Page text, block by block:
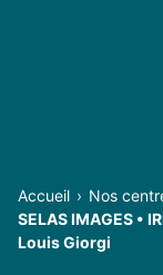
Accueil
Nos
SELAS IMAGES •
Louis Giorgi